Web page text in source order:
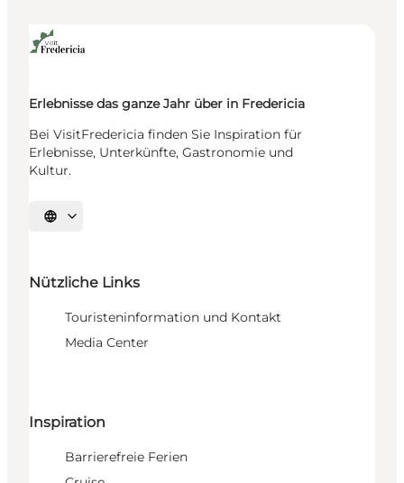
Erlebnisse das ganze Jahr über in Fredericia
Bei VisitFredericia finden Sie Inspiration für
Erlebnisse, Unterkünfte, Gastronomie und
Kultur.
Sprache auswählen
Nützliche Links
Touristeninformation und Kontakt
Media Center
Inspiration
Barrierefreie Ferien